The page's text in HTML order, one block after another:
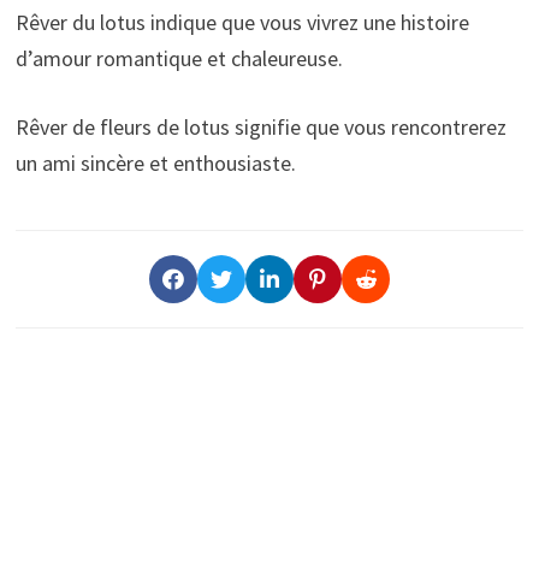
Rêver du lotus indique que vous vivrez une histoire
d’amour romantique et chaleureuse.
Rêver de fleurs de lotus signifie que vous rencontrerez
un ami sincère et enthousiaste.